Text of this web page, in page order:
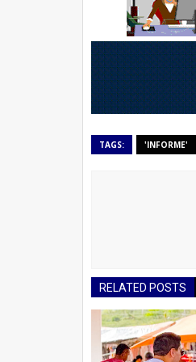
TAGS: 'INFORME'
RELATED POSTS